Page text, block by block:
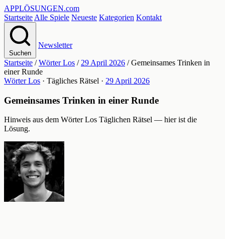
APPLÖSUNGEN.com
Startseite Alle Spiele Neueste Kategorien Kontakt
Suchen
Newsletter
Startseite / Wörter Los / 29 April 2026 / Gemeinsames Trinken in
einer Runde
Wörter Los · Tägliches Rätsel · 29 April 2026
Gemeinsames Trinken in einer Runde
Hinweis aus dem Wörter Los Täglichen Rätsel — hier ist die
Lösung.